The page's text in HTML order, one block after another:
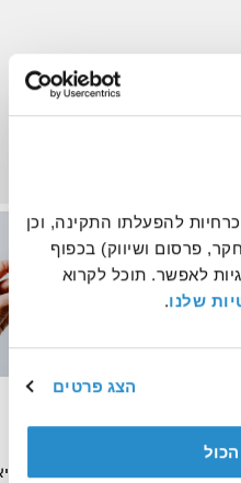
שלנו.
הצג פרטים
כעת
אנשים עם מוגבלויות
אנוש - העמותה הישראלית